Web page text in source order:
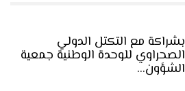
بشراكة مع التكتل الدولي
الصحراوي للوحدة الوطنية جمعية
الشؤون…